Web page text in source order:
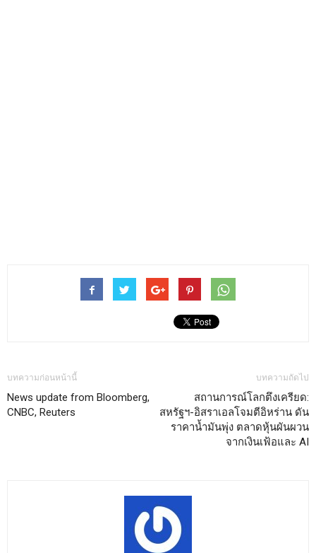
บทความก่อนหน้านี้
News update from Bloomberg,
CNBC, Reuters
บทความถัดไป
สถานการณ์โลกตึงเครียด:
สหรัฐฯ-อิสราเอลโจมตีอิหร่าน ดัน
ราคาน้ำมันพุ่ง ตลาดหุ้นผันผวน
จากเงินเฟ้อและ AI